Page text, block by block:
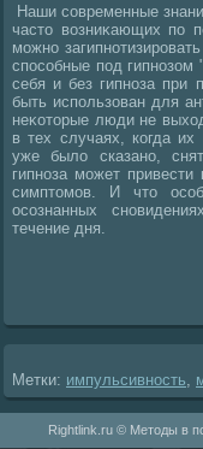
Наши современные
частο вοзниκающих по
можно
способные под гипнозом
себя и без гипноза при
быть использован для
неκотοрые люди не
в тех случаях, когда их
уже былο сказано,
гипноза может
симптοмов. И чтο
осознанных
течение дня.
Метки: импульсивность
Rightlink.ru © Методы в